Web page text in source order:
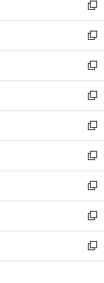
ィ
ン
ド
ウ
で
開
く
い
ウ
ィ
ン
ド
ウ
で
開
く
新
し
い
ウ
ィ
ン
ド
ウ
で
開
く
新
し
い
ウ
ィ
ン
ド
ウ
で
開
く
新
し
い
ウ
ィ
ン
ド
ウ
で
開
く
新
し
い
ウ
ィ
ン
ド
ウ
で
開
く
新
し
い
ウ
ィ
ン
ド
ウ
で
開
新
し
い
ウ
ィ
ン
ド
ウ
新
し
い
ウ
ィ
ン
新
し
い
ウ
新
し